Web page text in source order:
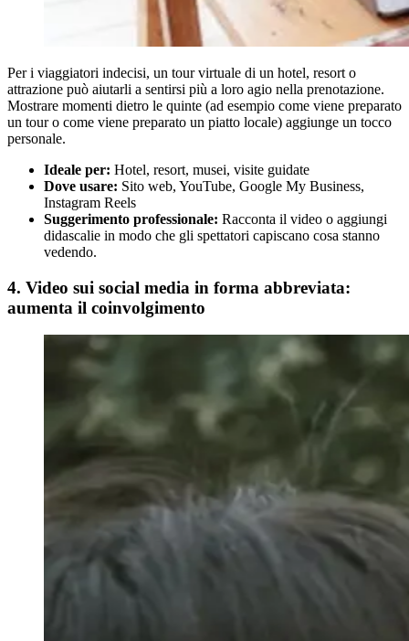
Per i viaggiatori indecisi, un tour virtuale di un hotel, resort o
attrazione può aiutarli a sentirsi più a loro agio nella prenotazione.
Mostrare momenti dietro le quinte (ad esempio come viene preparato
un tour o come viene preparato un piatto locale) aggiunge un tocco
personale.
Ideale per: Hotel, resort, musei, visite guidate
Dove usare: Sito web, YouTube, Google My Business,
Instagram Reels
Suggerimento professionale: Racconta il video o aggiungi
didascalie in modo che gli spettatori capiscano cosa stanno
vedendo.
4. Video sui social media in forma abbreviata:
aumenta il coinvolgimento